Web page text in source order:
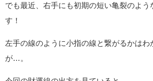
でも最近、右手にも初期の短い亀裂のよ
す！
左手の線のように小指の線と繋がるかはわ
が…。